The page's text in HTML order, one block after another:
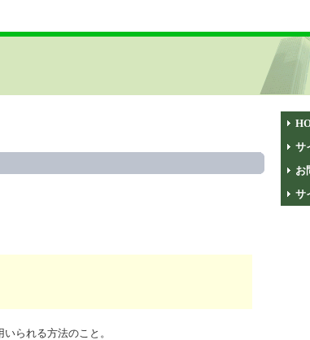
られる方法のこと。
サ
お
サ